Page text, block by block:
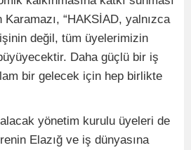
“HAKSİAD, yalnızca
değil, tüm üyelerimizin
Daha güçlü bir iş
bir gelecek için hep birlikte
yönetim kurulu üyeleri de
Elazığ ve iş dünyasına